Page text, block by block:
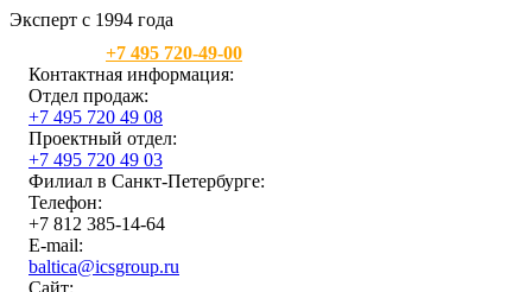
Эксперт с 1994 года
+7 495 720-49-00
Контактная информация:
Отдел продаж:
+7 495 720 49 08
Проектный отдел:
+7 495 720 49 03
Филиал в Санкт-Петербурге:
Телефон:
+7 812 385-14-64
E-mail:
baltica@icsgroup.ru
Сайт: